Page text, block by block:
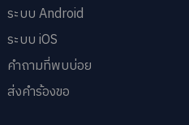
ระบบ Android
ระบบ iOS
คำถามที่พบบ่อย
ส่งคำร้องขอ